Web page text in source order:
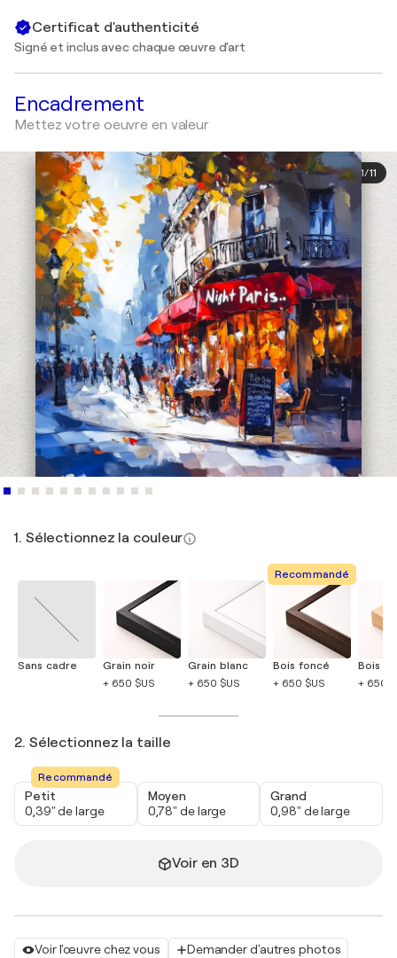
Voir l'œuvre chez vous Demander d'autres photos
Certificat d'authenticité
Signé et inclus avec chaque œuvre d'art
Encadrement
Mettez votre oeuvre en valeur
1/11
1. Sélectionnez la couleur
Sans cadre
Grain noir
+ 650 $US
Grain blanc
+ 650 $US
Recommandé
Bois foncé
+ 650 $US
Bois
+ 650
2. Sélectionnez la taille
Recommandé
Petit
0,39" de large
Moyen
0,78" de large
Grand
0,98" de large
Voir en 3D